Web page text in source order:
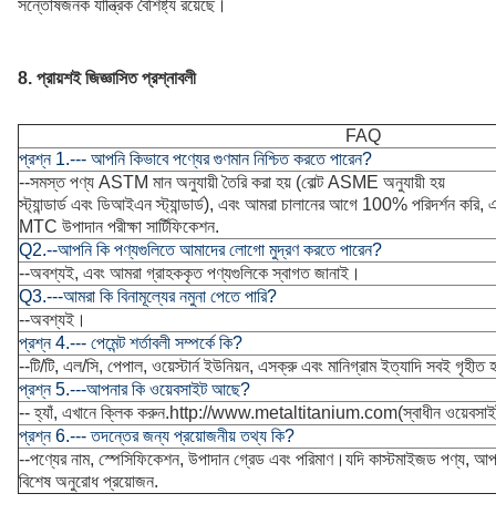
সন্তোষজনক যান্ত্রিক বৈশিষ্ট্য রয়েছে।
8. প্রায়শই জিজ্ঞাসিত প্রশ্নাবলী
FAQ
প্রশ্ন 1.--- আপনি কিভাবে পণ্যের গুণমান নিশ্চিত করতে পারেন?
--সমস্ত পণ্য ASTM মান অনুযায়ী তৈরি করা হয় (বোল্ট ASME অনুযায়ী হয়
স্ট্যান্ডার্ড এবং ডিআইএন স্ট্যান্ডার্ড), এবং আমরা চালানের আগে 100% পরিদর্শন করি,
MTC উপাদান পরীক্ষা সার্টিফিকেশন.
Q2.--আপনি কি পণ্যগুলিতে আমাদের লোগো মুদ্রণ করতে পারেন?
--অবশ্যই, এবং আমরা গ্রাহককৃত পণ্যগুলিকে স্বাগত জানাই।
Q3.---আমরা কি বিনামূল্যের নমুনা পেতে পারি?
--অবশ্যই।
প্রশ্ন 4.--- পেমেন্ট শর্তাবলী সম্পর্কে কি?
--টি/টি, এল/সি, পেপাল, ওয়েস্টার্ন ইউনিয়ন, এসক্রু এবং মানিগ্রাম ইত্যাদি সবই গৃহীত
প্রশ্ন 5.---আপনার কি ওয়েবসাইট আছে?
-- হ্যাঁ, এখানে ক্লিক করুন.http://www.metaltitanium.com(স্বাধীন
প্রশ্ন 6.--- তদন্তের জন্য প্রয়োজনীয় তথ্য কি?
--পণ্যের নাম, স্পেসিফিকেশন, উপাদান গ্রেড এবং পরিমাণ।যদি কাস্টমাইজড পণ্য,
বিশেষ অনুরোধ প্রয়োজন.